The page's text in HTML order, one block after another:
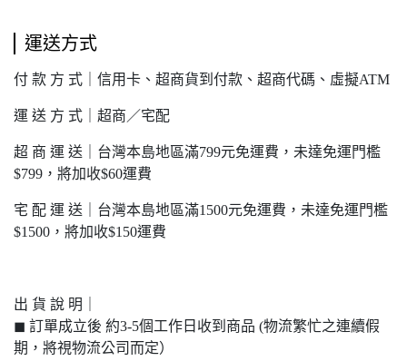
運送方式
付 款 方 式｜信用卡、超商貨到付款、超商代碼、虛擬ATM
運 送 方 式｜超商／宅配
超 商 運 送｜台灣本島地區滿799元免運費，未達免運門檻
$799，將加收$60運費
宅 配 運 送｜台灣本島地區滿1500元免運費，未達免運門檻
$1500，將加收$150運費
出 貨 說 明｜
◼︎ 訂單成立後 約3-5個工作日收到商品 (物流繁忙之連續假
期，將視物流公司而定）